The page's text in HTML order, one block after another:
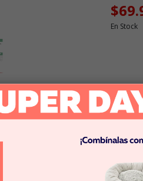
En Stock